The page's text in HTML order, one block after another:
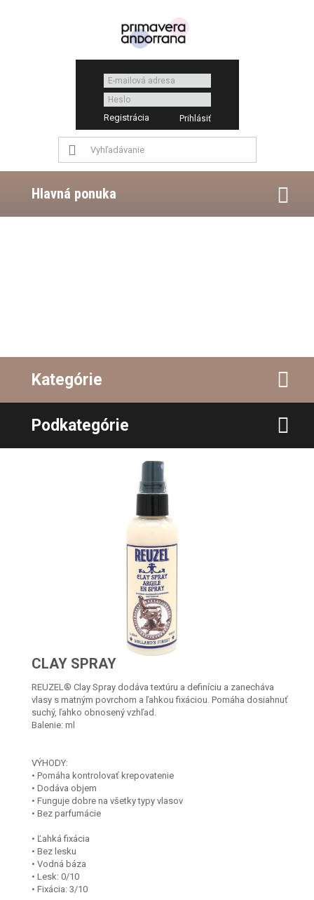
Registrácia
Hlavná ponuka
Kategórie
Podkategórie
CLAY SPRAY
REUZEL® Clay Spray dodáva textúru a definíciu a zanecháva
vlasy s matným povrchom a ľahkou fixáciou. Pomáha dosiahnuť
suchý, ľahko obnosený vzhľad.
Balenie: ml
VÝHODY:
• Pomáha kontrolovať krepovatenie
• Dodáva objem
• Funguje dobre na všetky typy vlasov
• Bez parfumácie
• Ľahká fixácia
• Bez lesku
• Vodná báza
• Lesk: 0/10
• Fixácia: 3/10